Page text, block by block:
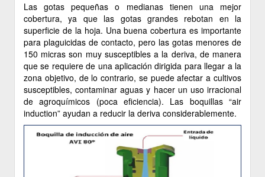
Las gotas pequeñas o medianas tienen una mejor
cobertura, ya que las gotas grandes rebotan en la
superficie de la hoja. Una buena cobertura es importante
para plaguicidas de contacto, pero las gotas menores de
150 micras son muy susceptibles a la deriva, de manera
que se requiere de una aplicación dirigida para llegar a la
zona objetivo, de lo contrario, se puede afectar a cultivos
susceptibles, contaminar aguas y hacer un uso irracional
de agroquímicos (poca eficiencia). Las boquillas “air
induction” ayudan a reducir la deriva considerablemente.